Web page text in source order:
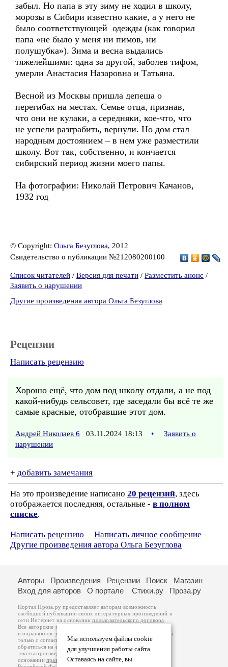
забыл. Но папа в эту зиму не ходил в школу,
морозы в Сибири известно какие, а у него не
было соответствующей одежды (как говорил
папа «не было у меня ни пимов, ни
полушубка»). Зима и весна выдались
тяжелейшими: одна за другой, заболев тифом,
умерли Анастасия Назаровна и Татьяна.
Весной из Москвы пришла депеша о
перегибах на местах. Семье отца, признав,
что они не кулаки, а середняки, кое-что, что
не успели разграбить, вернули. Но дом стал
народным достоянием – в нем уже разместили
школу. Вот так, собственно, и кончается
сибирский период жизни моего папы.
На фотографии: Николай Петрович Качанов,
1932 год
© Copyright: Ольга Безуглова, 2012
Свидетельство о публикации №212080200100
Список читателей / Версия для печати / Разместить анонс /
Заявить о нарушении
Другие произведения автора Ольга Безуглова
Рецензии
Написать рецензию
Хорошо ещё, что дом под школу отдали, а не под
какой-нибудь сельсовет, где заседали бы всё те же
самые красные, отобравшие этот дом.
Андрей Николаев 6 03.11.2024 18:13 •
Заявить о
нарушении
+ добавить замечания
На это произведение написано 20 рецензий, здесь
отображается последняя, остальные - в полном
списке.
Написать рецензию
Написать личное сообщение
Другие произведения автора Ольга Безуглова
Мы используем файлы cookie
для улучшения работы сайта.
Оставаясь на сайте, вы
Авторы Произведения Рецензии Поиск
Магазин
Вход для авторов
О портале Стихи.ру Проза.ру
Портал Проза.ру предоставляет авторам возможность
свободной публикации своих литературных произведений в
сети Интернет на основаниипользовательского договора
Все авторские права на произведения принадлежат авторам
и охраняются законом
. Перепечатка произведений возможна
только с согласия его автора, к которому вы можете
обратиться на его авторской странице. Ответственность за
тексты произведений авторы несут самостоятельно на
основанииправил публикацииизаконодательства